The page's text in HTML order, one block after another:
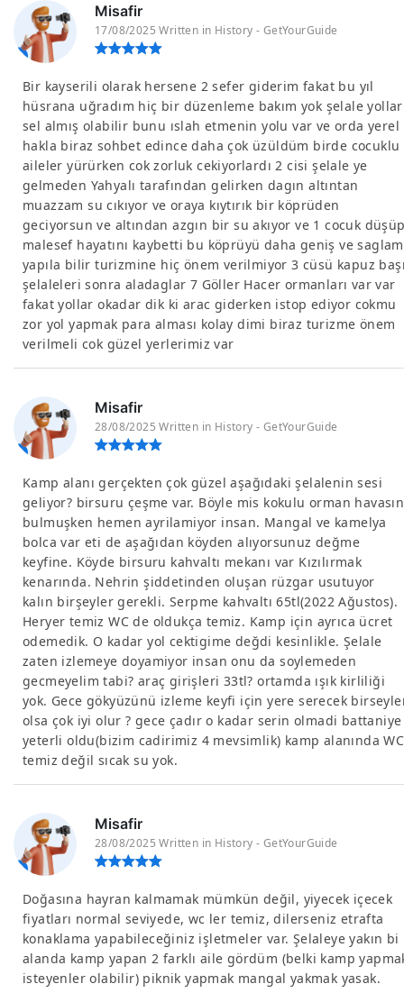
Misafir
17/08/2025 Written in History - GetYourGuide
Bir kayserili olarak hersene 2 sefer giderim fakat bu yıl
hüsrana uğradım hiç bir düzenleme bakım yok şelale
sel almış olabilir bunu ıslah etmenin yolu var ve orda yerel
hakla biraz sohbet edince daha çok üzüldüm birde cocuklu
aileler yürürken cok zorluk cekiyorlardı 2 cisi şelale ye
gelmeden Yahyalı tarafından gelirken dagın altıntan
muazzam su cıkıyor ve oraya kıytırık bir köprüden
geciyorsun ve altından azgın bir su akıyor ve 1 cocuk
malesef hayatını kaybetti bu köprüyü daha geniş ve saglam
yapıla bilir turizmine hiç önem verilmiyor 3 cüsü kapuz
şelaleleri sonra aladaglar 7 Göller Hacer ormanları var var
fakat yollar okadar dik ki arac giderken istop ediyor cokmu
zor yol yapmak para alması kolay dimi biraz turizme önem
verilmeli cok güzel yerlerimiz var
Misafir
28/08/2025 Written in History - GetYourGuide
Kamp alanı gerçekten çok güzel aşağıdaki şelalenin sesi
geliyor? birsuru çeşme var. Böyle mis kokulu orman
bulmuşken hemen ayrilamiyor insan. Mangal ve kamelya
bolca var eti de aşağıdan köyden alıyorsunuz değme
keyfine. Köyde birsuru kahvaltı mekanı var Kızılırmak
kenarında. Nehrin şiddetinden oluşan rüzgar usutuyor
kalın birşeyler gerekli. Serpme kahvaltı 65tl(2022 Ağustos).
Heryer temiz WC de oldukça temiz. Kamp için ayrıca ücret
odemedik. O kadar yol cektigime değdi kesinlikle. Şelale
zaten izlemeye doyamiyor insan onu da soylemeden
gecmeyelim tabi? araç girişleri 33tl? ortamda ışık kirliliği
yok. Gece gökyüzünü izleme keyfi için yere serecek
olsa çok iyi olur ? gece çadır o kadar serin olmadi battaniye
yeterli oldu(bizim cadirimiz 4 mevsimlik) kamp alanında WC
temiz değil sıcak su yok.
Misafir
28/08/2025 Written in History - GetYourGuide
Doğasına hayran kalmamak mümkün değil, yiyecek içecek
fiyatları normal seviyede, wc ler temiz, dilerseniz etrafta
konaklama yapabileceğiniz işletmeler var. Şelaleye yakın bi
alanda kamp yapan 2 farklı aile gördüm (belki kamp
isteyenler olabilir) piknik yapmak mangal yakmak yasak.